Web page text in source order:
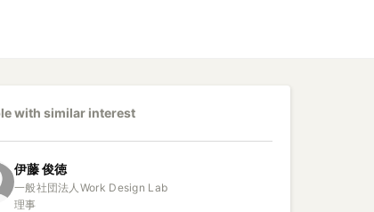
with similar interest
伊藤俊徳
一般社団法人Work Design Lab
理事